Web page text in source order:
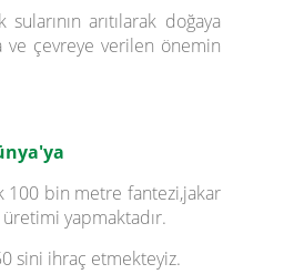
arıtılarak doğaya
ve çevreye verilen önemin
100 bin metre fantezi,jakar
üretimi yapmaktadır.
sini ihraç etmekteyiz.